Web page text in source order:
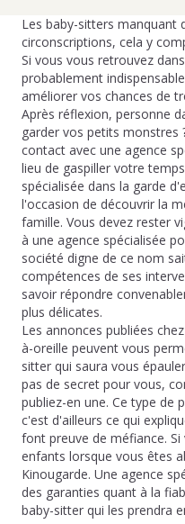
Les baby-sitters manquant
circonscriptions, cela y
Si vous vous retrouvez
probablement
améliorer vos chances de
Après réflexion, personne
garder vos petits monstres
contact avec une agence
lieu de gaspiller votre
spécialisée dans la garde
l'occasion de découvrir la
famille. Vous devez rester
à une agence spécialisée
société digne de ce nom
compétences de ses
savoir répondre
plus délicates.
Les annonces publiées
à-oreille peuvent vous
sitter qui saura vous
pas de secret pour vous,
publiez-en une. Ce type de
c'est d'ailleurs ce qui
font preuve de méfiance.
enfants lorsque vous êtes
Kinougarde. Une agence
des garanties quant à la
baby-sitter qui les prendra